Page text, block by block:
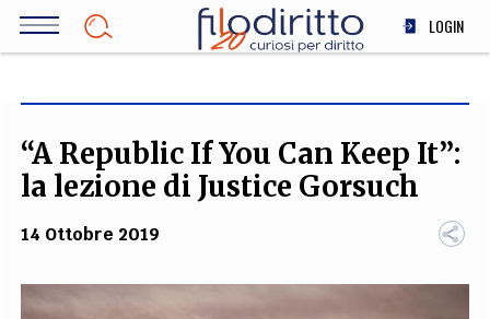
Salta
LOGIN
SOCIETÀ
MEDICINA
ALTRO
“A Republic If You Can Keep It”:
la lezione di Justice Gorsuch
14 Ottobre 2019